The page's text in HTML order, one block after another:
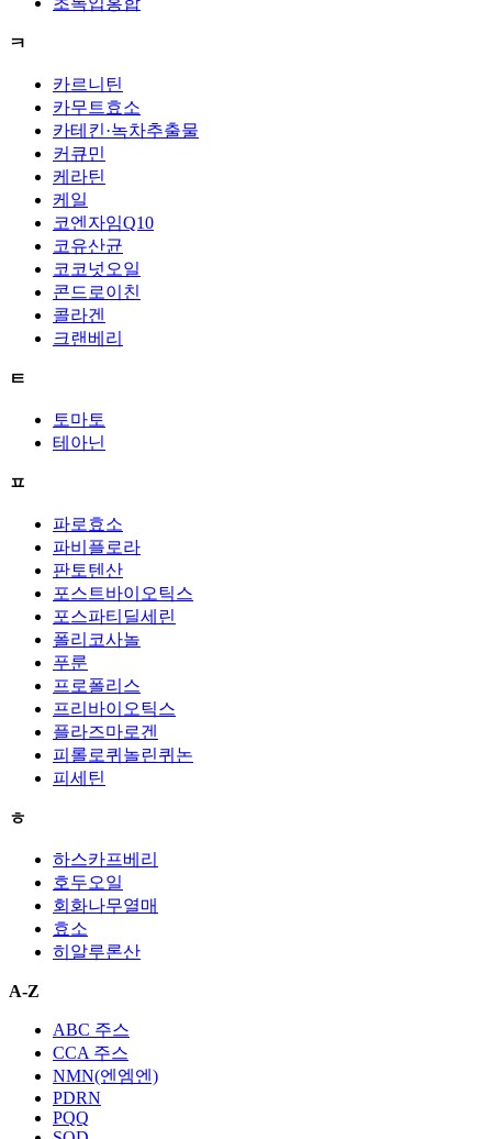
ㅋ
카르니틴
카무트효소
카테킨·녹차추출물
커큐민
케라틴
케일
코엔자임Q10
코유산균
코코넛오일
콘드로이친
콜라겐
크랜베리
ㅌ
토마토
테아닌
ㅍ
파로효소
파비플로라
판토텐산
포스트바이오틱스
포스파티딜세린
폴리코사놀
푸룬
프로폴리스
프리바이오틱스
플라즈마로겐
피롤로퀴놀린퀴논
피세틴
ㅎ
하스카프베리
호두오일
회화나무열매
효소
히알루론산
A-Z
ABC 주스
CCA 주스
NMN(엔엠엔)
PDRN
PQQ